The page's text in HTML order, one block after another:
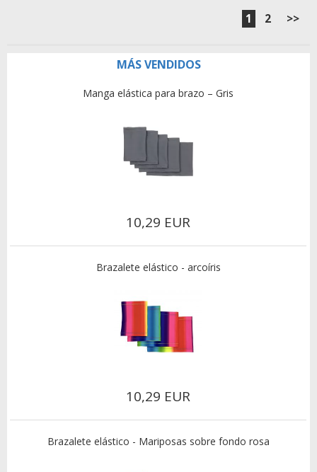
1 2 >>
MÁS VENDIDOS
Manga elástica para brazo – Gris
10,29 EUR
Brazalete elástico - arcoíris
10,29 EUR
Brazalete elástico - Mariposas sobre fondo rosa